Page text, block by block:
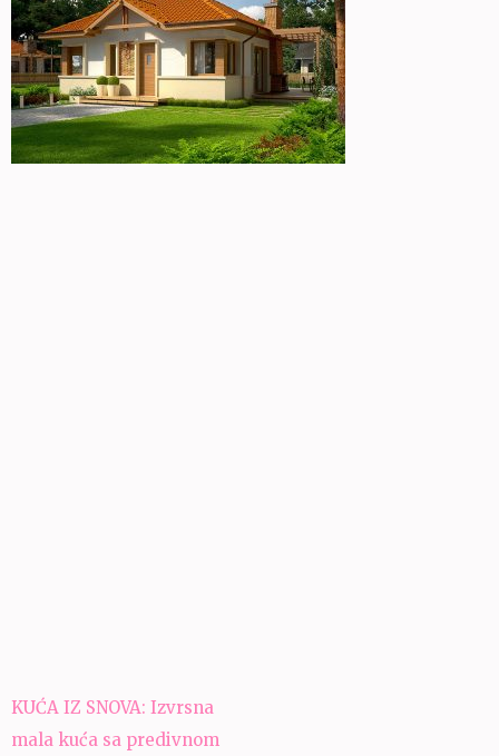
Navigacija
članaka
KUĆA IZ SNOVA: Izvrsna
mala kuća sa predivnom